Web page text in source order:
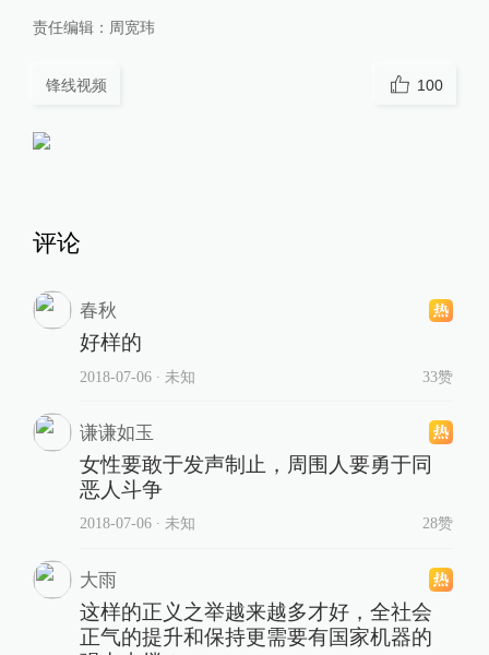
责任编辑： 周宽玮
锋线视频 100
评论
春秋
好样的
2018-07-06∙ 未知 33赞
谦谦如玉
女性要敢于发声制止，周围人要勇于同
恶人斗争
2018-07-06∙ 未知 28赞
大雨
这样的正义之举越来越多才好，全社会
正气的提升和保持更需要有国家机器的